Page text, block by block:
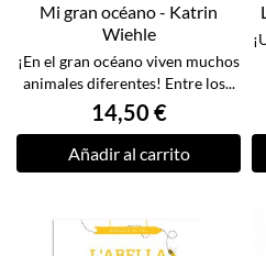
Mi gran océano - Katrin
Wiehle
¡En el gran océano viven muchos
animales diferentes! Entre los...
14,50 €
Añadir al carrito